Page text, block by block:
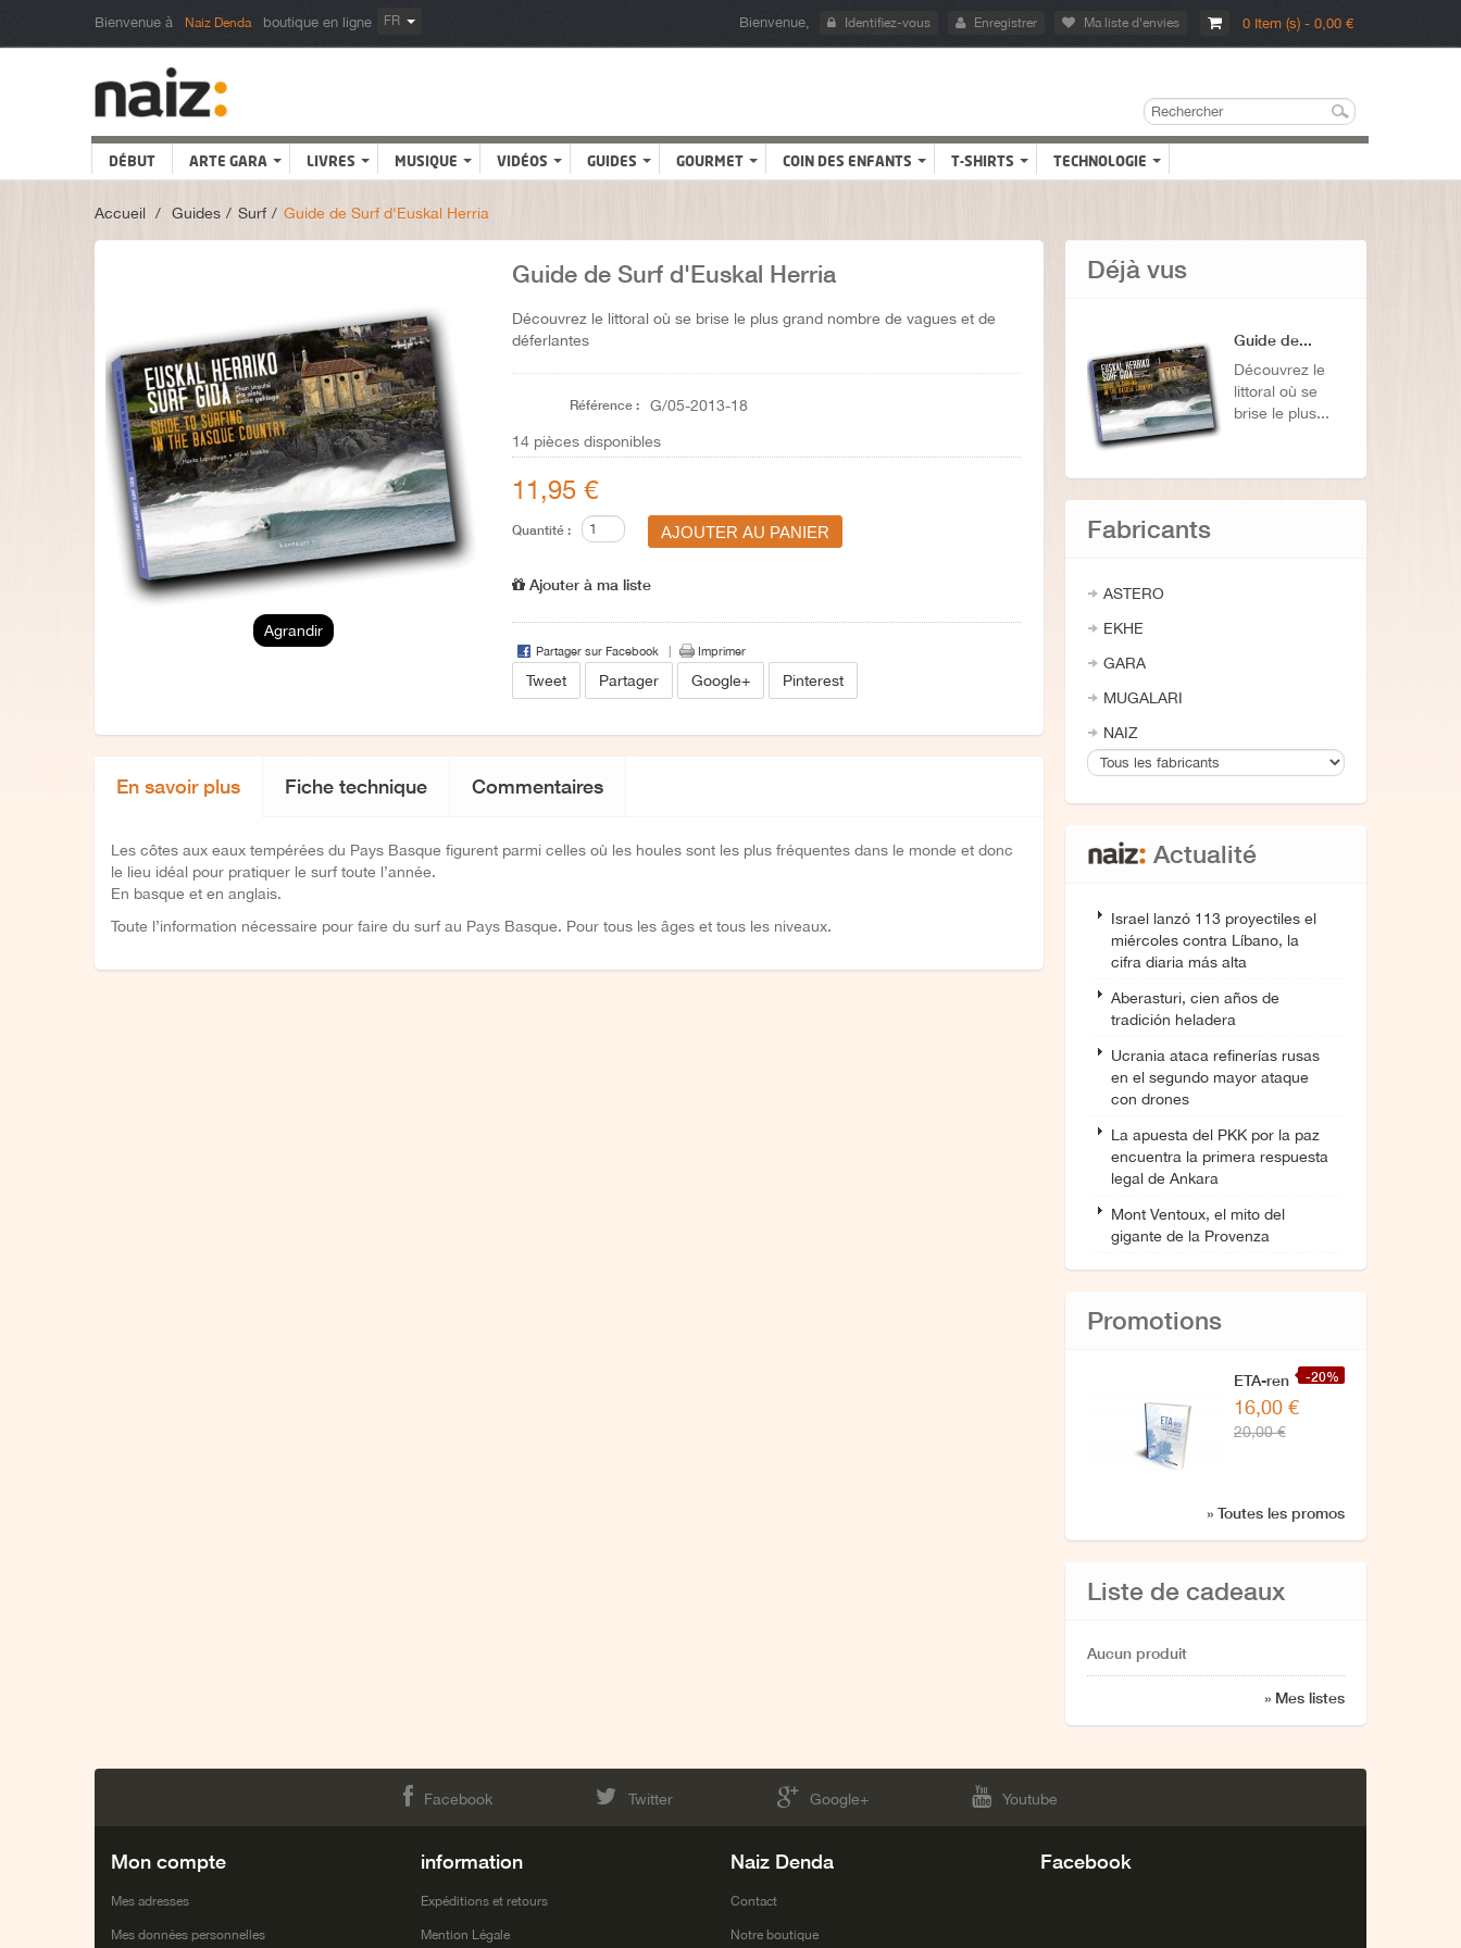
Bienvenue à Naiz Denda boutique en ligne 0 Item (s) - 0,00 €
Bienvenue, Identifiez-vous Enregistrer Ma liste d'envies
FR
DÉBUT ARTE GARA LIVRES MUSIQUE VIDÉOS GUIDES GOURMET COIN DES ENFANTS T-SHIRTS TECHNOLOGIE
Accueil > Guides > Surf > Guide de Surf d'Euskal Herria
Agrandir
Guide de Surf d'Euskal Herria
Découvrez le littoral où se brise le plus grand nombre de vagues et de
déferlantes
Référence : G/05-2013-18
14 pièces disponibles
11,95 €
Quantité :
Ajouter à ma liste
Partager sur Facebook Imprimer
Tweet Partager Google+ Pinterest
En savoir plus Fiche technique Commentaires
Les côtes aux eaux tempérées du Pays Basque figurent parmi celles où les houles sont les plus fréquentes dans le monde et donc
le lieu idéal pour pratiquer le surf toute l’année.
En basque et en anglais.
Toute l’information nécessaire pour faire du surf au Pays Basque. Pour tous les âges et tous les niveaux.
Déjà vus
Guide de...
Découvrez le
littoral où se
brise le plus...
Fabricants
ASTERO
EKHE
GARA
MUGALARI
NAIZ
Actualité
Israel lanzó 113 proyectiles el
miércoles contra Líbano, la
cifra diaria más alta
Aberasturi, cien años de
tradición heladera
Ucrania ataca refinerías rusas
en el segundo mayor ataque
con drones
La apuesta del PKK por la paz
encuentra la primera respuesta
legal de Ankara
Mont Ventoux, el mito del
gigante de la Provenza
Promotions
-20%
ETA-ren
zuzendaritzarekin
azken
16,00 €
20,00 €
» Toutes les promos
Liste de cadeaux
Aucun produit
» Mes listes
Facebook Twitter Google+ Youtube
Mon compte
Mes adresses
Mes données personnelles
information
Expéditions et retours
Mention Légale
Naiz Denda
Contact
Notre boutique
Facebook